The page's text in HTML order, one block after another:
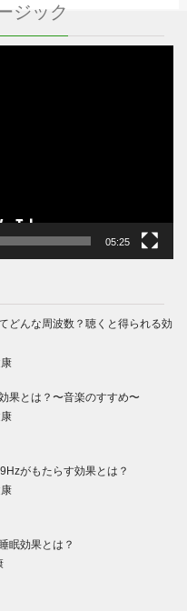
ジック
05:25
どんな周波数？聴くと得られる効
果とは？〜音楽のすすめ〜
がもたらす効果とは？
眠効果とは？